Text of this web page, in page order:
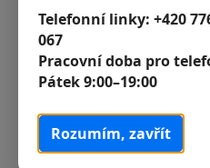
Telefonní linky: +420
067
Pracovní doba pro
Pátek 9:00–19:00
Rozumím, zavřít